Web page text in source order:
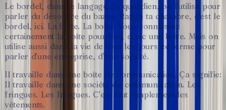
Le bordel, dans le langage du quotidien, on l'utilise pour
parler du désordre du bazar. Range ta chambre, c'est le
bordel, ici. La boîte. La boîte. Vous connaissez
certainement la boîte pour box, donc une boîte. Mais on
utilise aussi dans la vie de tous les jours ce terme pour
parler d'une entreprise, d'une société.
Il travaille dans une boîte de communication. Ça signifie:
Il travaille dans une société de communication. Les
fringues. Les fringues. C'est tout simplement les
vêtements.